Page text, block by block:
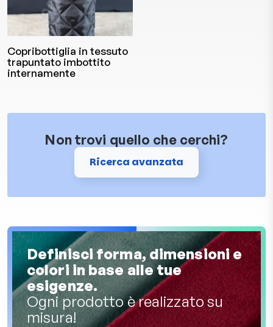
Copribottiglia in tessuto
trapuntato imbottito
internamente
Non trovi quello che cerchi?
Ricerca avanzata
Definisci forma, dimensioni e
colori in base alle tue
esigenze.
Ogni prodotto è realizzato su
misura!